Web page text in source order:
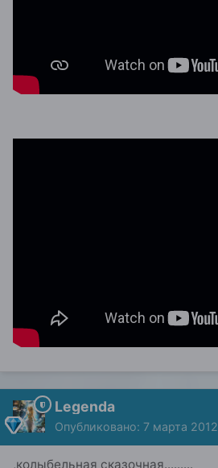
Legenda
Опубликовано: 7 марта 2012
,колыбельная сказочная.........